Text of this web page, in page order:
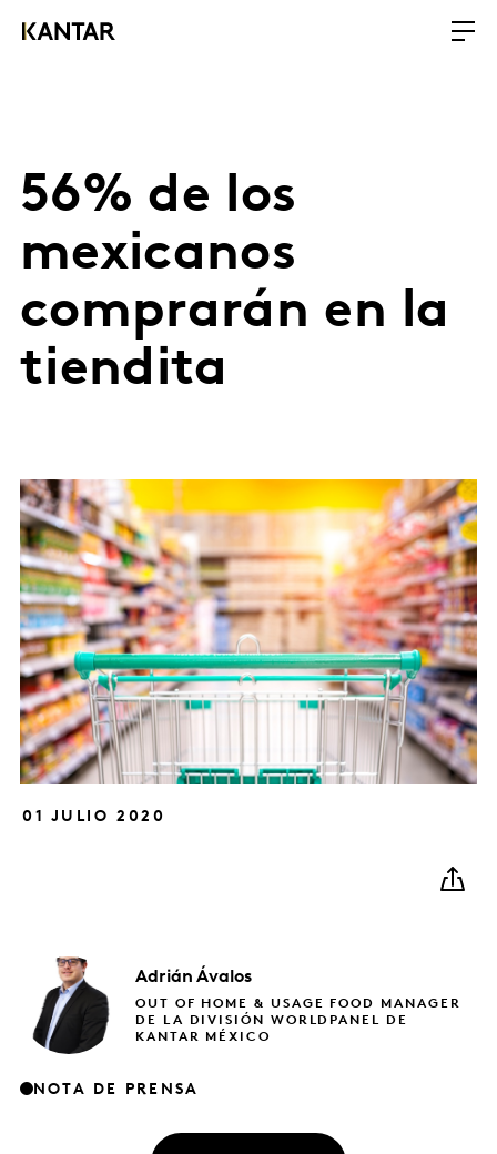
56% de los
mexicanos
comprarán en la
tiendita
01 JULIO 2020
Adrián Ávalos
OUT OF HOME & USAGE FOOD MANAGER
DE LA DIVISIÓN WORLDPANEL DE
KANTAR MÉXICO
NOTA DE PRENSA